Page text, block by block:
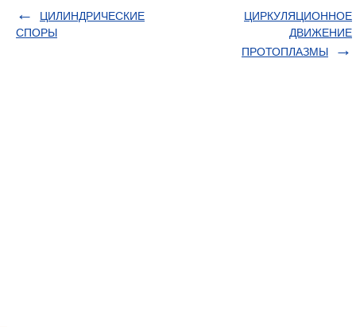
ЦИЛИНДРИЧЕСКИЕ
СПОРЫ
ЦИРКУЛЯЦИОННОЕ
ДВИЖЕНИЕ
ПРОТОПЛАЗМЫ